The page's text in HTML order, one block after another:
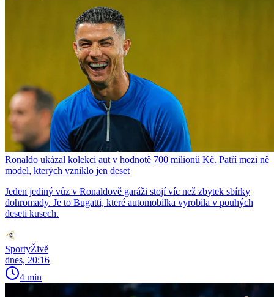
Ronaldo ukázal kolekci aut v hodnotě 700 milionů Kč. Patří mezi ně
model, kterých vzniklo jen deset
Jeden jediný vůz v Ronaldově garáži stojí víc než zbytek sbírky
dohromady. Je to Bugatti, které automobilka vyrobila v pouhých
deseti kusech.
SportyŽivě
dnes, 20:16
4 min